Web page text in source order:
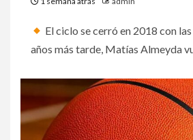
El ciclo se cerró en 2018 con
años más tarde, Matías Almeyda